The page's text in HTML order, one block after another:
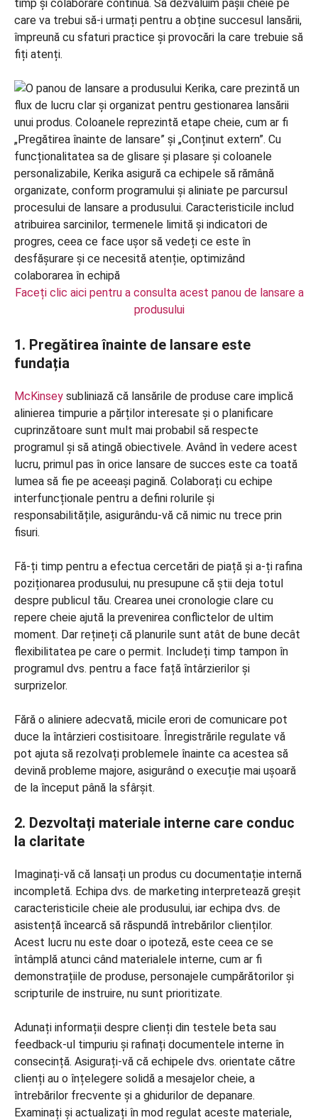
timp și colaborare continuă. Să dezvăluim pașii cheie pe
care va trebui să-i urmați pentru a obține succesul lansării,
împreună cu sfaturi practice și provocări la care trebuie să
fiți atenți.
Faceți clic aici pentru a consulta acest panou de lansare a
produsului
1. Pregătirea înainte de lansare este
fundația
McKinsey subliniază că lansările de produse care implică
alinierea timpurie a părților interesate și o planificare
cuprinzătoare sunt mult mai probabil să respecte
programul și să atingă obiectivele. Având în vedere acest
lucru, primul pas în orice lansare de succes este ca toată
lumea să fie pe aceeași pagină. Colaborați cu echipe
interfuncționale pentru a defini rolurile și
responsabilitățile, asigurându-vă că nimic nu trece prin
fisuri.
Fă-ți timp pentru a efectua cercetări de piață și a-ți rafina
poziționarea produsului, nu presupune că știi deja totul
despre publicul tău. Crearea unei cronologie clare cu
repere cheie ajută la prevenirea conflictelor de ultim
moment. Dar rețineți că planurile sunt atât de bune decât
flexibilitatea pe care o permit. Includeți timp tampon în
programul dvs. pentru a face față întârzierilor și
surprizelor.
Fără o aliniere adecvată, micile erori de comunicare pot
duce la întârzieri costisitoare. Înregistrările regulate vă
pot ajuta să rezolvați problemele înainte ca acestea să
devină probleme majore, asigurând o execuție mai ușoară
de la început până la sfârșit.
2. Dezvoltați materiale interne care conduc
la claritate
Imaginați-vă că lansați un produs cu documentație internă
incompletă. Echipa dvs. de marketing interpretează greșit
caracteristicile cheie ale produsului, iar echipa dvs. de
asistență încearcă să răspundă întrebărilor clienților.
Acest lucru nu este doar o ipoteză, este ceea ce se
întâmplă atunci când materialele interne, cum ar fi
demonstrațiile de produse, personajele cumpărătorilor și
scripturile de instruire, nu sunt prioritizate.
Adunați informații despre clienți din testele beta sau
feedback-ul timpuriu și rafinați documentele interne în
consecință. Asigurați-vă că echipele dvs. orientate către
clienți au o înțelegere solidă a mesajelor cheie, a
întrebărilor frecvente și a ghidurilor de depanare.
Examinați și actualizați în mod regulat aceste materiale,